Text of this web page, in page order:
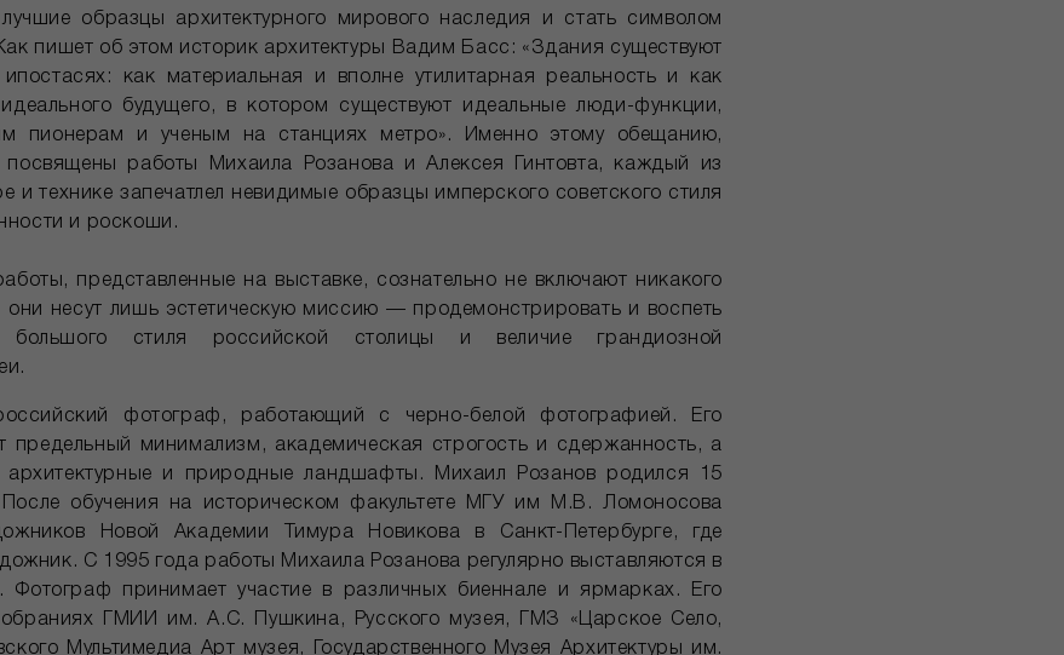
образцы архитектурного мирового наследия и стать символом
пишет об этом историк архитектуры Вадим Басс: «Здания существуют
как материальная и вполне утилитарная реальность и как
будущего, в котором существуют идеальные люди-функции,
пионерам и ученым на станциях метро». Именно этому обещанию,
работы Михаила Розанова и Алексея Гинтовта, каждый из
и технике запечатлел невидимые образцы имперского советского стиля
и роскоши.
представленные на выставке, сознательно не включают никакого
они несут лишь эстетическую миссию — продемонстрировать и воспеть
большого стиля российской столицы и величие грандиозной
фотограф, работающий с черно-белой фотографией. Его
предельный минимализм, академическая строгость и сдержанность, а
архитектурные и природные ландшафты. Михаил Розанов родился 15
обучения на историческом факультете МГУ им М.В. Ломоносова
Новой Академии Тимура Новикова в Санкт-Петербурге, где
С 1995 года работы Михаила Розанова регулярно выставляются в
принимает участие в различных биеннале и ярмарках. Его
ГМИИ им. А.С. Пушкина, Русского музея, ГМЗ «Царское Село,
Мультимедиа Арт музея, Государственного Музея Архитектуры им.